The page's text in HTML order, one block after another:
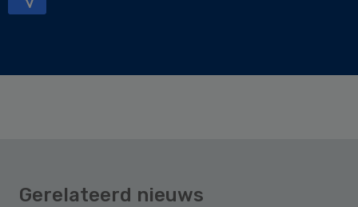
Gerelateerd nieuws